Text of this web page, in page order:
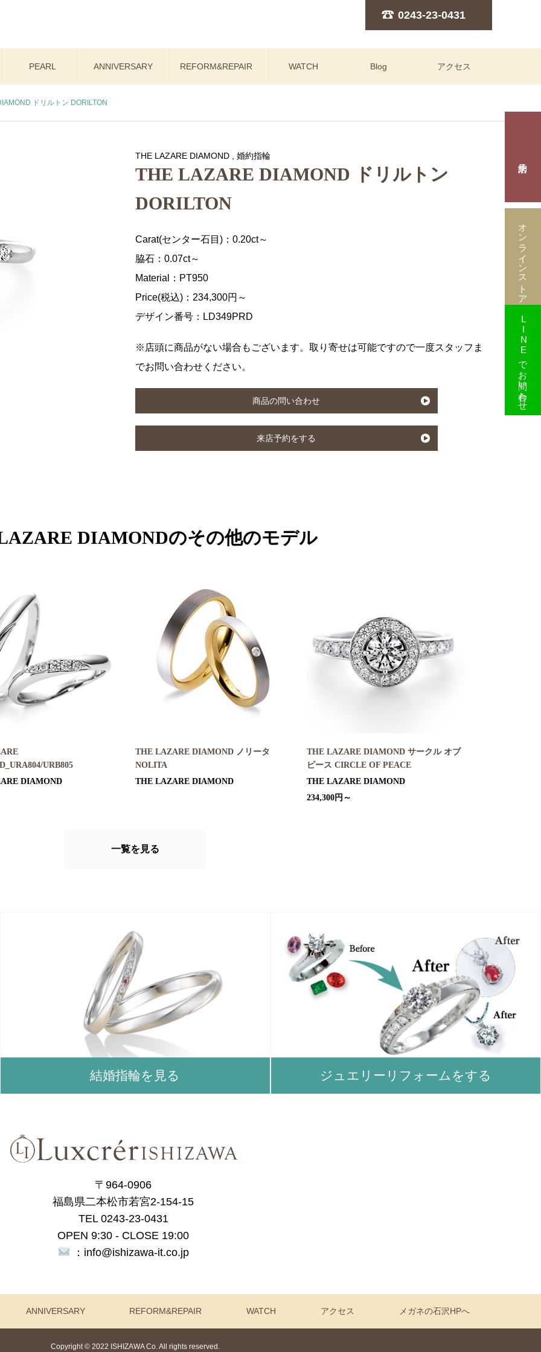
0243-23-0431
PEARL ANNIVERSARY REFORM&REPAIR WATCH Blog アクセス
ドリルトン DORILTON
THE LAZARE DIAMOND 婚約指輪
THE LAZARE DIAMOND ドリルトン
DORILTON
Carat(センター石目)：0.20ct～
脇石：0.07ct～
Material：PT950
Price(税込)：234,300円～
デザイン番号：LD349PRD
※店頭に商品がない場合もございます。取り寄せは可能ですので一度スタッフま
でお問い合わせください。
商品の問い合わせ
来店予約をする
DIAMONDのその他のモデル
URB805
DIAMOND
THE LAZARE DIAMOND ノリータ
NOLITA
THE LAZARE DIAMOND
THE LAZARE DIAMOND サークル オブ
ピース CIRCLE OF PEACE
THE LAZARE DIAMOND
234,300円～
一覧を見る
オンラインストア
LINEでお問い合わせ
結婚指輪を見る ジュエリーリフォームをする
〒964-0906
福島県二本松市若宮2-154-15
TEL 0243-23-0431
OPEN 9:30 - CLOSE 19:00
：info@ishizawa-it.co.jp
ANNIVERSARY REFORM&REPAIR WATCH アクセス メガネの石沢HPへ
Copyright © 2022 ISHIZAWA Co. All rights reserved.